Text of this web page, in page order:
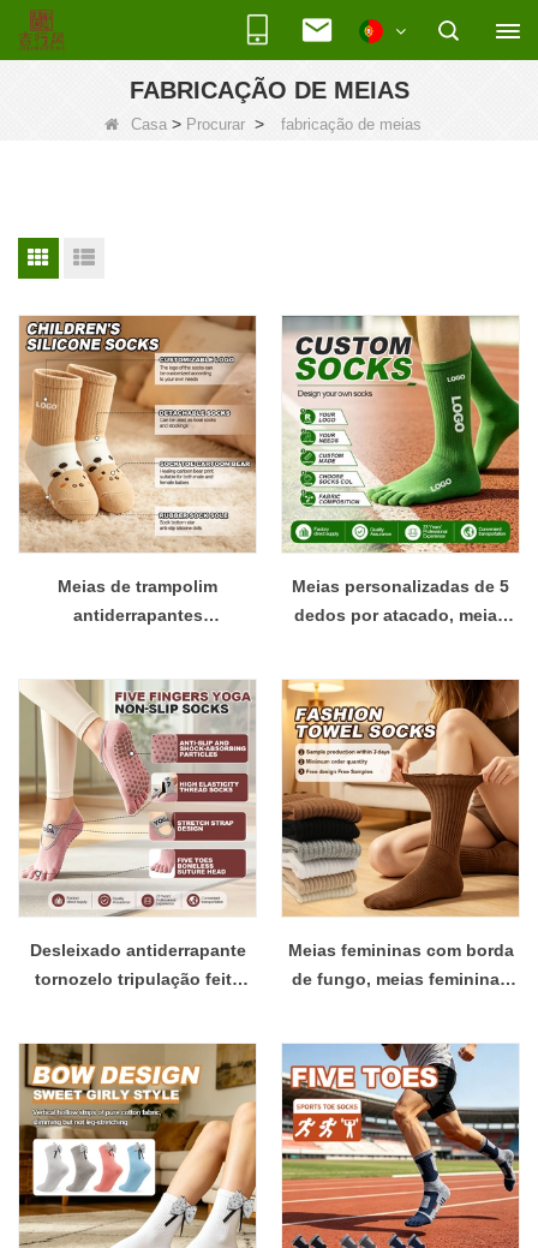
FABRICAÇÃO DE MEIAS
Casa > Procurar > fabricação de meias
Meias de trampolim
antiderrapantes
para bebês e crianças
pequenas
Meias personalizadas de 5
dedos por atacado, meias
corrida, casual
Desleixado antiderrapante
tornozelo tripulação feita
compressão algodão yoga
grip personalizado meias de
pilates
Meias femininas com borda
de fungo, meias femininas
diário, meias femininas de
malha personalizadas